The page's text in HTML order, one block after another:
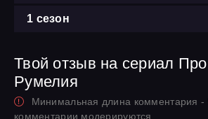
1 сезон
Твой отзыв на сериал
Румелия
Минимальная длина комментария -
комментарии модерируются